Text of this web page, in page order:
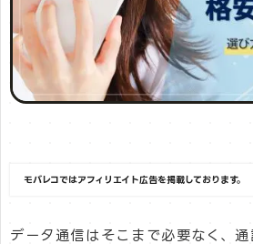
モバレコではアフィリエイト広告を掲載しております。
データ通信はそこまで必要なく、